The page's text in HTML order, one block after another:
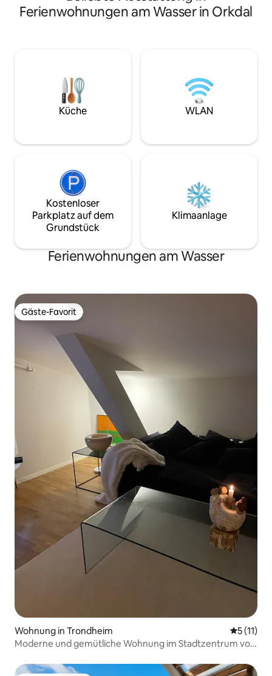
Badezimmer und im Flur. Holzofen für
zusätzliche Heizung. Sauna mit dem
Kaminpfanne und Grill. Der Mieter
hinterlässt die Hütte in demselben
Zustand, in dem er sie bei der Ankunft
vorgefunden hat. Die Reinigung wird mit
Ausgezeichnete Wandermöglichkeiten
Hütte. Privatparkplatz für die Hütte.
Schneeschuhwandern außerhalb der
Wochenenden gegen Aufpreis
Obergeschoss
hinunter zum
kostet extra,
Tage. Rauchen
Partys.
Ferienwohnungen am Wasser in Orkdal
Küche WLAN
Kostenloser
Parkplatz auf dem
Grundstück
Klimaanlage
Ferienwohnungen am Wasser
Gäste-Favorit
Gäste-Favorit
Wohnung in Trondheim
5 (11)
Moderne und gemütliche Wohnung im Stadtzentrum von